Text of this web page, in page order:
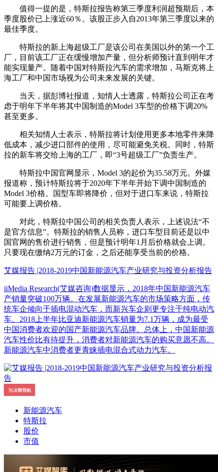
值得一提的是，特斯拉报告称第三季度利润超预期后，本
季度股价已上涨近60％。该股正步入自2013年第三季度以来的
最佳季度。
特斯拉的新上海超级工厂是该公司在美国以外的第一个工
厂，目前该工厂正在缓慢增加产量，但分析师预计直到明年才
能实现量产。随着中国对特斯拉汽车的需求增加，马斯克将上
海工厂和中国市场视为公司未来发展的关键。
当天，据彭博社报道，知情人士透露，特斯拉公司正在考
虑于明年下半年将其中国制造的Model 3车型的价格下调20%
甚至更多。
相关知情人士表示，特斯拉将计划使用更多本地零件来降
低成本，减少进口部件的使用，尽可能避免关税。同时，特斯
拉的新车将交给上海的工厂，即“3号超级工厂”负责生产。
特斯拉中国官网显示，Model 3的起价为35.58万元。外媒
报道称，预计特斯拉将于2020年下半年开始下调中国制造的
Model 3价格。国型车即将降价，但对于进口车来说，特斯拉
可能要上调价格。
对此，特斯拉中国公司的相关负责人表示，上述说法“不
是官方信息”。特斯拉的销售人员称，进口车型目前还是以中
国官网的售价进行销售，但是预计明年1月后价格就会上调。
只要现在缴纳2万元的订金，之后还能享受当前的价格。
艾媒报告 |2018-2019中国新能源汽车产业研究与投资分析报告
iiMedia Research(艾媒咨询)数据显示，2018年中国新能源汽车
产销量突破100万辆。在发展新能源汽车的市场策略方面，传
统车企倾向于插电混动汽车，而新兴车企则更专注于纯电动汽
车。2018上半年比亚迪新能源汽车销量为7.1万辆，成为最受
中国消费者欢迎的国产新能源汽车品牌。总体上，中国新能源
汽车性价比有待提升，消费者对新能源汽车的购买意愿不高。
新能源汽车中消费者更青睐插电混合式动力汽车。
新能源汽车
特斯拉
股价
市值